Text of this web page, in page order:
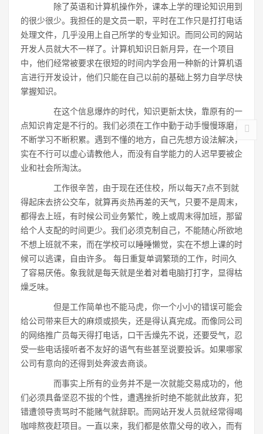
除了英语和计算机操作外，课本上学的理论知识用到
的很少很少。我担任的是文员一职，平时在工作只是打打电话
处理文件，几乎没用上自己所学的专业知识。而同公司的网站
开发人员就大不一样了。计算机知识日新月异，在一个项目
中，他们经常被要求在很短的时间内学会用一种新的计算机语
言进行开发设计，他们只能在自己以前的基础上努力自学尽快
掌握知识。
在这个信息爆炸的时代，知识更新太快，靠原有的一
点知识肯定是不行的。我们必须在工作中勤于动手慢慢琢磨，
不断学习不断积累。遇到不懂的地方，自己先想方设法解决，
实在不行可以虚心请教他人，而没有自学能力的人迟早要被企
业和社会所淘汰。
工作很辛苦，由于现在还住校，所以每天7点不到就
得起床去挤公交车，就算再炎热再差的天气，只要不是周末，
都得去上班，有时候公司业务繁忙，晚上或周末得加班，那留
给个人支配的时间更少。我们必须克制自己，不能随心所欲地
不想上班就不来，而在学校可以睡睡懒觉，实在不想上课的时
候可以逃课，自由许多。 每日重复单调繁琐的工作，时间久
了容易厌倦。象我就是每天就是坐着对着电脑打打字，显得枯
燥乏味。
但是工作简单也不能马虎，你一个小小的错误可能会
给公司带来巨大的麻烦或损失，还是得认真完成。而像同公司
的网络推广员每天得打电话，口干舌燥先不说，还要受气，忍
受一些电话接听者不友好的语气有些甚至说要投诉。如果哪家
公司有意向的还得到处奔波去商谈。
而事实上所有的业务并不是一次就能交易成功的，他
们必须具备坚忍不拔的个性，遭遇挫折时绝不能就此放弃，犯
错遭领导责骂时不能赌气就辞职。而网站开发人员就经常得喝
咖啡熬夜赶项目。一直以来，我们都是依靠父母的收入，而有